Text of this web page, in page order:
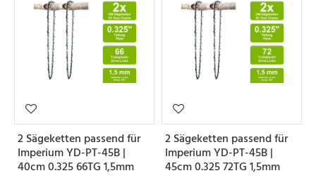
2 Sägeketten passend für
Imperium YD-PT-45B |
40cm 0.325 66TG 1,5mm
2 Sägeketten passend für
Imperium YD-PT-45B |
45cm 0.325 72TG 1,5mm